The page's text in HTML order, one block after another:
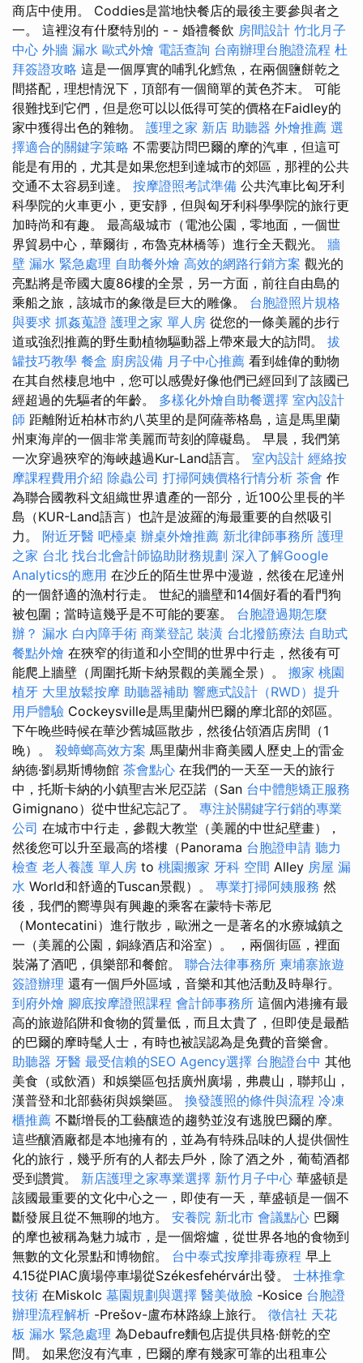
商店中使用。 Coddies是當地快餐店的最後主要參與者之
一。 這裡沒有什麼特別的 - - 婚禮餐飲 房間設計 竹北月子
中心 外牆 漏水 歐式外燴 電話查詢 台南辦理台胞證流程 杜
拜簽證攻略 這是一個厚實的哺乳化鱈魚，在兩個鹽餅乾之
間搭配，理想情況下，頂部有一個簡單的黃色芥末。 可能
很難找到它們，但是您可以以低得可笑的價格在Faidley的
家中獲得出色的雜物。 護理之家 新店 助聽器 外燴推薦 選
擇適合的關鍵字策略 不需要訪問巴爾的摩的汽車，但這可
能是有用的，尤其是如果您想到達城市的郊區，那裡的公共
交通不太容易到達。 按摩證照考試準備 公共汽車比匈牙利
科學院的火車更小，更安靜，但與匈牙利科學學院的旅行更
加時尚和有趣。 最高級城市（電池公園，零地面，一個世
界貿易中心，華爾街，布魯克林橋等）進行全天觀光。 牆
壁 漏水 緊急處理 自助餐外燴 高效的網路行銷方案 觀光的
亮點將是帝國大廈86樓的全景，另一方面，前往自由島的
乘船之旅，該城市的象徵是巨大的雕像。 台胞證照片規格
與要求 抓姦蒐證 護理之家 單人房 從您的一條美麗的步行
道或強烈推薦的野生動植物驅動器上帶來最大的訪問。 拔
罐技巧教學 餐盒 廚房設備 月子中心推薦 看到雄偉的動物
在其自然棲息地中，您可以感覺好像他們已經回到了該國已
經超過的先驅者的年齡。 多樣化外燴自助餐選擇 室內設計
師 距離附近柏林市約八英里的是阿薩蒂格島，這是馬里蘭
州東海岸的一個非常美麗而苛刻的障礙島。 早晨，我們第
一次穿過狹窄的海峽越過Kur-Land語言。 室內設計 經絡按
摩課程費用介紹 除蟲公司 打掃阿姨價格行情分析 茶會 作
為聯合國教科文組織世界遺產的一部分，近100公里長的半
島（KUR-Land語言）也許是波羅的海最重要的自然吸引
力。 附近牙醫 吧檯桌 辦桌外燴推薦 新北律師事務所 護理
之家 台北 找台北會計師協助財務規劃 深入了解Google
Analytics的應用 在沙丘的陌生世界中漫遊，然後在尼達州
的一個舒適的漁村行走。 世紀的牆壁和14個好看的看門狗
被包圍；當時這幾乎是不可能的要塞。 台胞證過期怎麼
辦？ 漏水 白內障手術 商業登記 裝潢 台北撥筋療法 自助式
餐點外燴 在狹窄的街道和小空間的世界中行走，然後有可
能爬上牆壁（周圍托斯卡納景觀的美麗全景）。 搬家 桃園
植牙 大里放鬆按摩 助聽器補助 響應式設計（RWD）提升
用戶體驗 Cockeysville是馬里蘭州巴爾的摩北部的郊區。
下午晚些時候在華沙舊城區散步，然後佔領酒店房間（1
晚）。 殺蟑螂高效方案 馬里蘭州非裔美國人歷史上的雷金
納德·劉易斯博物館 茶會點心 在我們的一天至一天的旅行
中，托斯卡納的小鎮聖吉米尼亞諾（San 台中體態矯正服務
Gimignano）從中世紀忘記了。 專注於關鍵字行銷的專業
公司 在城市中行走，參觀大教堂（美麗的中世紀壁畫），
然後您可以升至最高的塔樓（Panorama 台胞證申請 聽力
檢查 老人養護 單人房 to 桃園搬家 牙科 空間 Alley 房屋 漏
水 World和舒適的Tuscan景觀）。 專業打掃阿姨服務 然
後，我們的嚮導與有興趣的乘客在蒙特卡蒂尼
（Montecatini）進行散步，歐洲之一是著名的水療城鎮之
一（美麗的公園，銅綠酒店和浴室）。 ，兩個街區，裡面
裝滿了酒吧，俱樂部和餐館。 聯合法律事務所 柬埔寨旅遊
簽證辦理 還有一個戶外區域，音樂和其他活動及時舉行。
到府外燴 腳底按摩證照課程 會計師事務所 這個內港擁有最
高的旅遊陷阱和食物的質量低，而且太貴了，但即使是最酷
的巴爾的摩時髦人士，有時也被誤認為是免費的音樂會。
助聽器 牙醫 最受信賴的SEO Agency選擇 台胞證台中 其他
美食（或飲酒）和娛樂區包括廣州廣場，弗農山，聯邦山，
漢普登和北部藝術與娛樂區。 換發護照的條件與流程 冷凍
櫃推薦 不斷增長的工藝釀造的趨勢並沒有逃脫巴爾的摩。
這些釀酒廠都是本地擁有的，並為有特殊品味的人提供個性
化的旅行，幾乎所有的人都去戶外，除了酒之外，葡萄酒都
受到讚賞。 新店護理之家專業選擇 新竹月子中心 華盛頓是
該國最重要的文化中心之一，即使有一天，華盛頓是一個不
斷發展且從不無聊的地方。 安養院 新北市 會議點心 巴爾
的摩也被稱為魅力城市，是一個熔爐，從世界各地的食物到
無數的文化景點和博物館。 台中泰式按摩排毒療程 早上
4.15從PIAC廣場停車場從Székesfehérvár出發。 士林推拿
技術 在Miskolc 墓園規劃與選擇 醫美做臉 -Kosice 台胞證
辦理流程解析 -Prešov-盧布林路線上旅行。 徵信社 天花
板 漏水 緊急處理 為Debaufre麵包店提供貝格·餅乾的空
間。 如果您沒有汽車，巴爾的摩有幾家可靠的出租車公